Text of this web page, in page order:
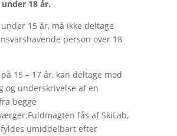
18 år.
15 år, må ikke deltage
person over 18
15 – 17 år, kan deltage mod
og underskrivelse af en
begge
fås af SkiLab,
umiddelbart efter